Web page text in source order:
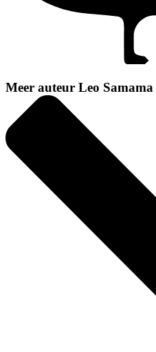
Meer auteur Leo Samama